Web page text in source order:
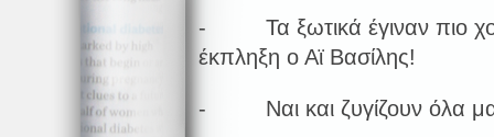
- Τα ξωτικά έγιναν πιο
έκπληξη ο Αϊ Βασίλης!
- Ναι και ζυγίζουν όλα